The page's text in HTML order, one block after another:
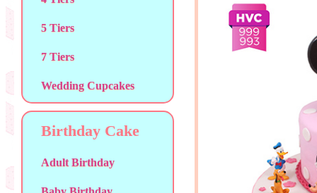
5 Tiers
7 Tiers
Wedding Cupcakes
Birthday Cake
Adult Birthday